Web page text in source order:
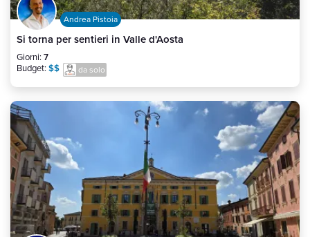
Andrea Pistoia
Si torna per sentieri in Valle d'Aosta
Giorni: 7
Budget: $$ da solo